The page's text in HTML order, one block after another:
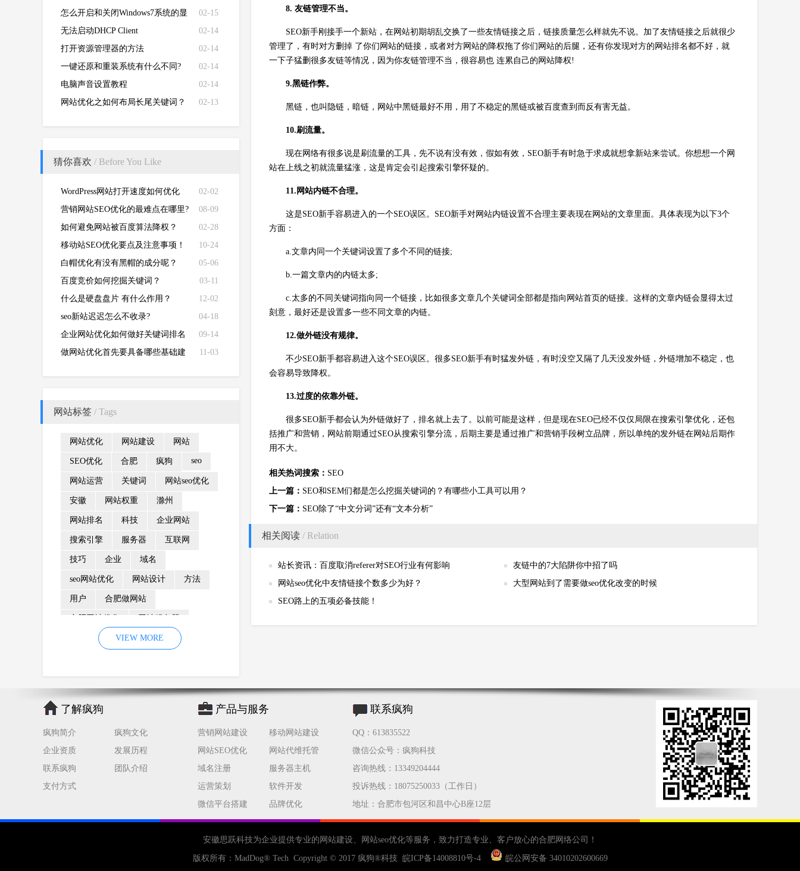
02-15
怎么开启和关闭Windows7系统的显
卡硬件加速功能
02-14
无法启动DHCP Client
02-14
打开资源管理器的方法
02-14
一键还原和重装系统有什么不同?
02-14
电脑声音设置教程
02-13
网站优化之如何布局长尾关键词？
猜你喜欢 / Before You Like
02-02
WordPress网站打开速度如何优化
08-09
营销网站SEO优化的最难点在哪里?
02-28
如何避免网站被百度算法降权？
10-24
移动站SEO优化要点及注意事项！
05-06
白帽优化有没有黑帽的成分呢？
03-11
百度竞价如何挖掘关键词？
12-02
什么是硬盘盘片 有什么作用？
04-18
seo新站迟迟怎么不收录?
09-14
企业网站优化如何做好关键词排名
11-03
做网站优化首先要具备哪些基础建
网站标签 / Tags
网站优化 网站建设 网站
SEO优化 合肥 疯狗 seo
网站运营 关键词 网站seo优化
安徽 网站权重 滁州
网站排名 科技 企业网站
搜索引擎 服务器 互联网
技巧 企业 域名
seo网站优化 网站设计 方法
用户 合肥做网站
优化 网站降权
企业网站建设 效果 页面
网络营销 因素 网络公司
网站流量
百度优化 网站收录
网站seo 专业
VIEW MORE
8. 友链管理不当。
SEO新手刚接手一个新站，在网站初期胡乱交换了一些友情链接之后，链接质量怎么样就先不说。加了友情链接之后就很少
管理了，有时对方删掉 了你们网站的链接，或者对方网站的降权拖了你们网站的后腿，还有你发现对方的网站排名都不好，就
一下子猛删很多友链等情况，因为你友链管理不当，很容易也 连累自己的网站降权!
9.黑链作弊。
黑链，也叫隐链，暗链，网站中黑链最好不用，用了不稳定的黑链或被百度查到而反有害无益。
10.刷流量。
现在网络有很多说是刷流量的工具，先不说有没有效，假如有效，SEO新手有时急于求成就想拿新站来尝试。你想想一个网
站在上线之初就流量猛涨，这是肯定会引起搜索引擎怀疑的。
11.网站内链不合理。
这是SEO新手容易进入的一个SEO误区。SEO新手对网站内链设置不合理主要表现在网站的文章里面。具体表现为以下3个
方面：
a.文章内同一个关键词设置了多个不同的链接;
b.一篇文章内的内链太多;
c.太多的不同关键词指向同一个链接，比如很多文章几个关键词全部都是指向网站首页的链接。这样的文章内链会显得太过
刻意，最好还是设置多一些不同文章的内链。
12.做外链没有规律。
不少SEO新手都容易进入这个SEO误区。很多SEO新手有时猛发外链，有时没空又隔了几天没发外链，外链增加不稳定，也
会容易导致降权。
13.过度的依靠外链。
很多SEO新手都会认为外链做好了，排名就上去了。以前可能是这样，但是现在SEO已经不仅仅局限在搜索引擎优化，还包
括推广和营销，网站前期通过SEO从搜索引擎分流，后期主要是通过推广和营销手段树立品牌，所以单纯的发外链在网站后期作
用不大。
相关热词搜索： SEO
上一篇： SEO和SEM们都是怎么挖掘关键词的？有哪些小工具可以用？
下一篇： SEO除了“中文分词”还有“文本分析”
相关阅读 / Relation
站长资讯：百度取消referer对SEO行业有何影响
友链中的7大陷阱你中招了吗
网站seo优化中友情链接个数多少为好？
大型网站到了需要做seo优化改变的时候
SEO路上的五项必备技能！
了解疯狗
疯狗简介
疯狗文化
企业资质
发展历程
联系疯狗
团队介绍
支付方式
产品与服务
营销网站建设
移动网站建设
网站SEO优化
网站代维托管
域名注册
服务器主机
运营策划
软件开发
微信平台搭建
品牌优化
联系疯狗
QQ：613835522
微信公众号：疯狗科技
咨询热线：13349204444
投诉热线：18075250033（工作日）
地址：合肥市包河区和昌中心B座12层
安徽思跃科技为企业提供专业的 网站建设 、 网站seo优化等服务，致力打造专业、客户放心的合肥网络公司 ！
版权所有： MadDog® Tech Copyright © 2017 疯狗®科技 皖ICP备14008810号-4 皖公网安备 34010202600669